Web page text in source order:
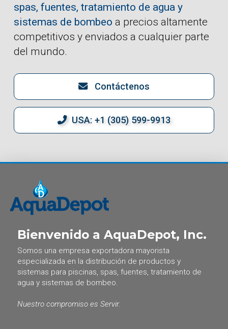
spas, fuentes, tratamiento de agua y
sistemas de bombeo a precios altamente
competitivos y enviados a cualquier parte
del mundo.
Contáctenos
USA: +1 (305) 599-9913
Bienvenido a AquaDepot, Inc.
Somos una empresa exportadora mayorista
especializada en la distribución de productos y
sistemas para piscinas, spas, fuentes, tratamiento de
agua y sistemas de bombeo.
Nuestro compromiso es Servir.